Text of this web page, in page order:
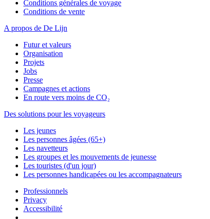
Conditions générales de voyage
Conditions de vente
A propos de De Lijn
Futur et valeurs
Organisation
Projets
Jobs
Presse
Campagnes et actions
En route vers moins de CO₂
Des solutions pour les voyageurs
Les jeunes
Les personnes âgées (65+)
Les navetteurs
Les groupes et les mouvements de jeunesse
Les touristes (d'un jour)
Les personnes handicapées ou les accompagnateurs
Professionnels
Privacy
Accessibilité